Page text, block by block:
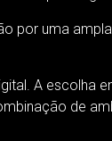
por uma
A escolha
de